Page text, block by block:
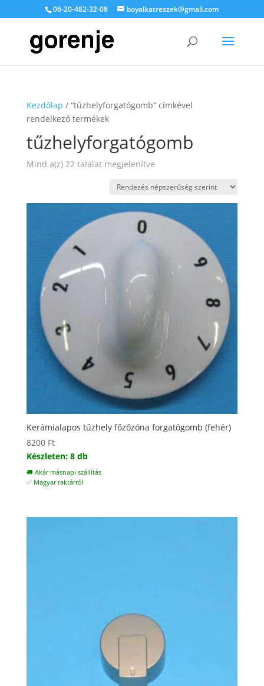
06-20-482-32-08 boyalkatreszek@gmail.com
Kezdőlap / “tűzhelyforgatógomb” címkével
rendelkező termékek
tűzhelyforgatógomb
Mind a(z) 22 találat megjelenítveSorted
popularity
Kerámialapos tűzhely főzőzóna forgatógomb (fehér)
8200 Ft
Készleten: 8 db
🚚 Akár másnapi szállítás
✅ Magyar raktárról